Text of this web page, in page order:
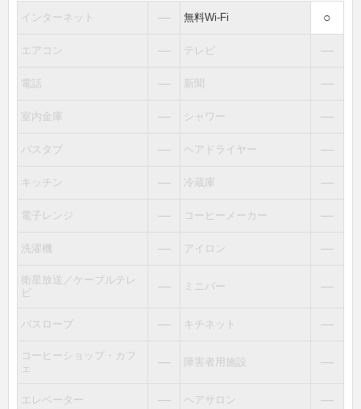
インターネット ― 無料Wi-Fi ○
エアコン ― テレビ ―
電話 ― 新聞 ―
室内金庫 ― シャワー ―
バスタブ ― ヘアドライヤー ―
キッチン ― 冷蔵庫 ―
電子レンジ ― コーヒーメーカー ―
洗濯機 ― アイロン ―
衛星放送／ケーブルテレ
ビ
― ミニバー ―
バスローブ ― キチネット ―
コーヒーショップ・カフ
ェ
― 障害者用施設 ―
エレベーター ― ヘアサロン ―